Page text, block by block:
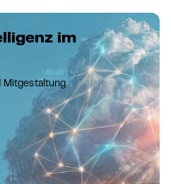
im
Mitgestaltung